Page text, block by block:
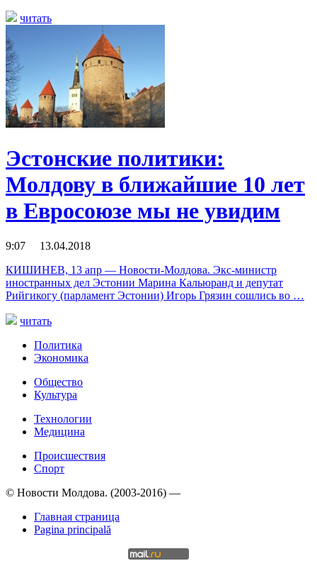
читать
Эстонские политики:
Молдову в ближайшие 10 лет
в Евросоюзе мы не увидим
9:07 13.04.2018
КИШИНЕВ, 13 апр — Новости-Молдова. Экс-министр
иностранных дел Эстонии Марина Кальюранд и депутат
Рийгикогу (парламент Эстонии) Игорь Грязин сошлись во …
читать
Политика
Экономика
Общество
Культура
Технологии
Медицина
Происшествия
Спорт
© Новости Молдова. (2003-2016) —
Главная страница
Pagina principală